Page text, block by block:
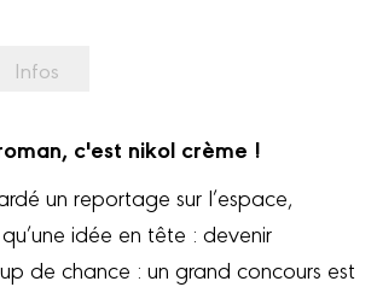
Infos
c'est nikol crème !
un reportage sur l’espace,
idée en tête : devenir
de chance : un grand concours est